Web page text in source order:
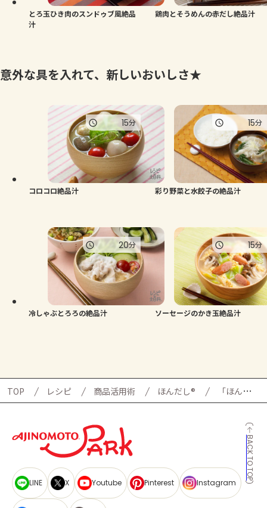
とろ玉ひき肉のスンドゥブ風絶品
汁
鶏肉とそうめんの赤だし絶品汁
意外な具を入れて、新しいおいしさ★
コロコロ絶品汁
15分
彩り野菜と水餃子の絶品汁
15分
冷しゃぶとろろの絶品汁
20分
ソーセージのかき玉絶品汁
15分
TOP レシピ 商品活用術 ほんだし® 「ほんだし®」で作る絶品汁
BACK TO TOP
LINE X Youtube Pinterest Instagram